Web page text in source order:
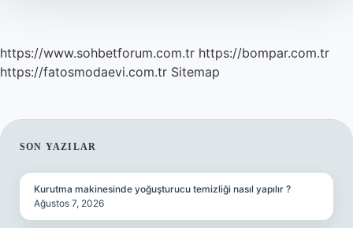
https://www.sohbetforum.com.tr https://bompar.com.tr
https://fatosmodaevi.com.tr Sitemap
SIDEBAR
SON YAZILAR
Kurutma makinesinde yoğuşturucu temizliği nasıl yapılır ?
Ağustos 7, 2026